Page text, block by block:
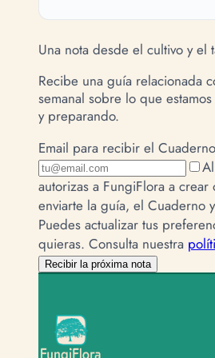
Una nota desde el cultivo y el
Recibe una guía relacionada
semanal sobre lo que
y preparando.
Email para recibir el Cuaderno
autorizas a FungiFlora a crear
enviarte la guía, el Cuaderno
Puedes actualizar tus
quieras. Consulta nuestra
Recibir la próxima nota